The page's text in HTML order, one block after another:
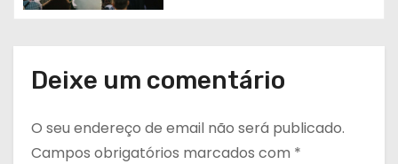
Deixe um comentário
O seu endereço de email não será publicado.
Campos obrigatórios marcados com *